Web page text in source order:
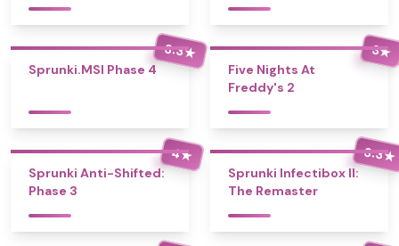
3.3★
Sprunki.MSI Phase 4
3★
Five Nights At
Freddy's 2
4★
Sprunki Anti-Shifted:
Phase 3
3.3★
Sprunki Infectibox II:
The Remaster